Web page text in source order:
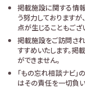
掲載施設に関する情
う努力しております
点が生じることもござ
掲載施設をご訪問さ
すすめいたします。
ができません。
「もの忘れ相談ナビ」
はその責任を一切負い